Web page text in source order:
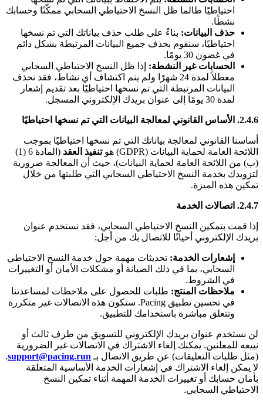
احتياطيًا طالما ظل النسخ الاحتياطي السحابي ممكّنًا وحسابك
نشطًا.
حذف البيانات: بناءً على طلب حذف بياناتك التي تم نسخها
احتياطيًا، سنقوم بحذف جميع البيانات المرتبطة بشكل دائم
في غضون 30 يومًا.
الحسابات غير النشطة: إذا ظل النسخ الاحتياطي السحابي
معطلاً لمدة 24 شهرًا ولم يتم اكتشاف أي نشاط، فقد نحذف
البيانات المرتبطة التي تم نسخها احتياطيًا بعد تقديم إشعار
لمدة 30 يومًا إلى عنوان بريدك الإلكتروني المسجل.
2.4.6. الأساس القانوني لمعالجة البيانات التي تم نسخها احتياطيًا
أساسنا القانوني لمعالجة بياناتك التي تم نسخها احتياطيًا بموجب
اللائحة العامة لحماية البيانات (GDPR) هو
تنفيذ العقد
(المادة 6 (1)
(ب) من اللائحة العامة لحماية البيانات)، حيث أن المعالجة ضرورية
لتزويدك بخدمة النسخ الاحتياطي السحابي التي طلبتها من خلال
تمكين هذه الميزة.
2.4.7. اتصالات الخدمة
إذا قمت بتمكين النسخ الاحتياطي السحابي، فقد نستخدم عنوان
بريدك الإلكتروني أحيانًا للاتصال بك من أجل:
إشعارات الخدمة: تحديثات مهمة حول خدمة النسخ الاحتياطي
السحابي، بما في ذلك الصيانة أو مشكلات الأمان أو التغييرات
في الشروط.
ملاحظات المنتج: طلبات للحصول على ملاحظات لمساعدتنا
في تحسين تطبيق Pacing. ستكون هذه الاتصالات غير متكررة
وتتعلق مباشرة باستخدامك للتطبيق.
لن نستخدم عنوان بريدك الإلكتروني للتسويق من طرف ثالث أو
نبيعه للمعلنين. يمكنك إلغاء الاشتراك في الاتصالات غير الضرورية
(مثل طلبات التعليقات) عن طريق الاتصال بـ support@pacing.run
.
لا يمكن إلغاء الاشتراك في إشعارات الخدمة الأساسية المتعلقة
بأمان حسابك أو تغييرات الخدمة المهمة أثناء تمكين النسخ
الاحتياطي السحابي.